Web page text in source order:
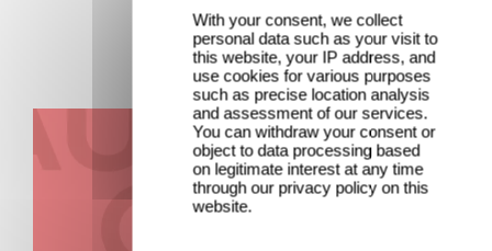
With your consent, we collect
personal data such as your visit to
this website, your IP address, and
use cookies for various purposes
such as precise location analysis
and assessment of our services.
You can withdraw your consent or
object to data processing based
on legitimate interest at any time
through our privacy policy on this
website.